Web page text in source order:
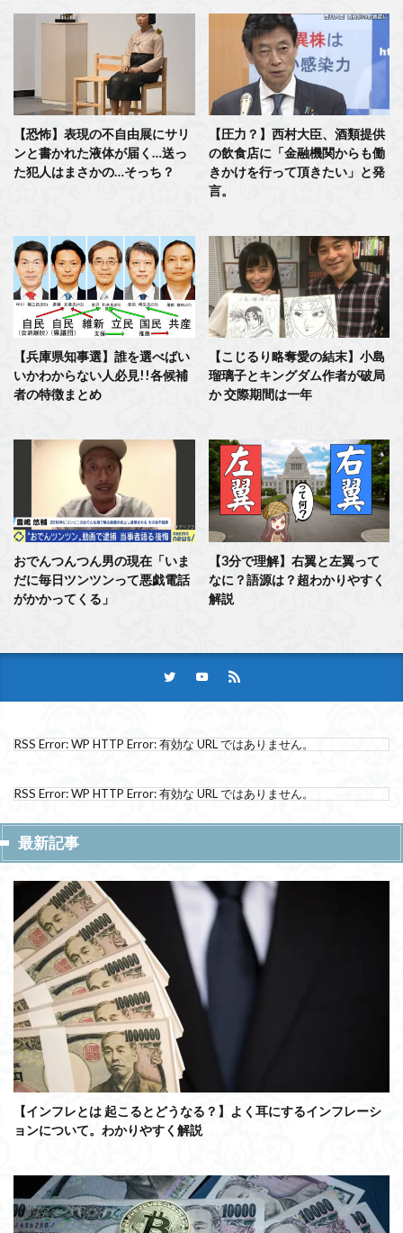
【恐怖】表現の不自由展にサリ
ンと書かれた液体が届く…送っ
た犯人はまさかの…そっち？
【圧力？】西村大臣、酒類提供
の飲食店に「金融機関からも働
きかけを行って頂きたい」と発
言。
【兵庫県知事選】誰を選べばい
いかわからない人必見!!各候補
者の特徴まとめ
【こじるり略奪愛の結末】小島
瑠璃子とキングダム作者が破局
か 交際期間は一年
おでんつんつん男の現在「いま
だに毎日ツンツンって悪戯電話
がかかってくる」
【3分で理解】右翼と左翼って
なに？語源は？超わかりやすく
解説
RSS Error: WP HTTP Error: 有効な URL ではありません。
RSS Error: WP HTTP Error: 有効な URL ではありません。
最新記事
【インフレとは 起こるとどうなる？】よく耳にするインフレーシ
ョンについて。わかりやすく解説